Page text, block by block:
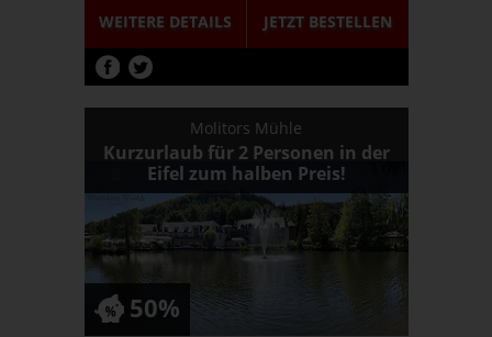
WEITERE DETAILS JETZTBESTELLEN
Molitors Mühle
Kurzurlaub für 2 Personen in der
Eifel zum halben Preis!
50%